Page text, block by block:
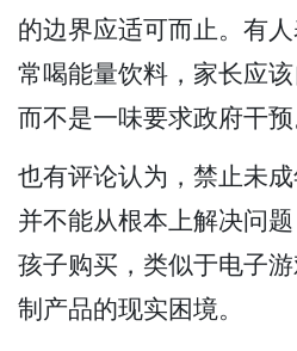
的边界应适可而止。有
常喝能量饮料，家长应该
而不是一味要求政府干
也有评论认为，禁止未
并不能从根本上解决问
孩子购买，类似于电子
制产品的现实困境。